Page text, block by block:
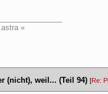
«
(nicht), weil... (Teil 94) [Re: